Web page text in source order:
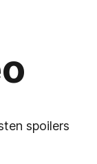
spoilers